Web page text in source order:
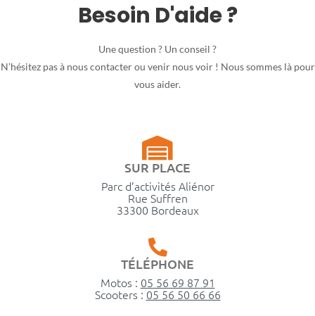
Besoin D'aide ?
Une question ? Un conseil ?
N’hésitez pas à nous contacter ou venir nous voir ! Nous sommes là pour
vous aider.
SUR PLACE
Parc d’activités Aliénor
Rue Suffren
33300 Bordeaux
TÉLÉPHONE
Motos : 05 56 69 87 91
Scooters : 05 56 50 66 66